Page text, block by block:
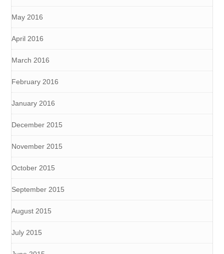
May 2016
April 2016
March 2016
February 2016
January 2016
December 2015
November 2015
October 2015
September 2015
August 2015
July 2015